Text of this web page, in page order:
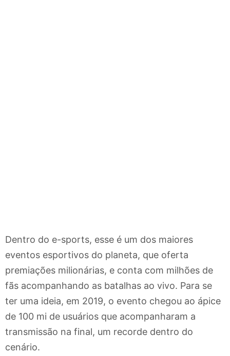
Dentro do e-sports, esse é um dos maiores
eventos esportivos do planeta, que oferta
premiações milionárias, e conta com milhões de
fãs acompanhando as batalhas ao vivo. Para se
ter uma ideia, em 2019, o evento chegou ao ápice
de 100 mi de usuários que acompanharam a
transmissão na final, um recorde dentro do
cenário.